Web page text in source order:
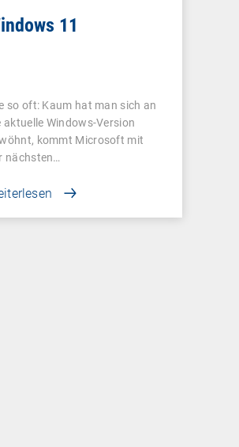
11
so oft: Kaum hat man sich an
aktuelle Windows-Version
kommt Microsoft mit
nächsten…